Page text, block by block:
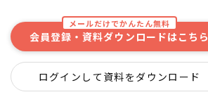
メールだけでかんたん無料
会員登録・資料ダウンロードはこちら
ログインして資料をダウンロード